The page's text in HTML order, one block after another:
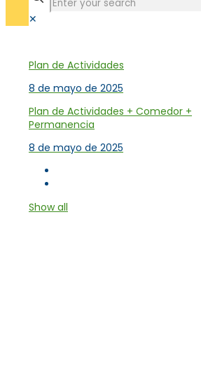
✕
Plan de Actividades
8 de mayo de 2025
Plan de Actividades + Comedor +
Permanencia
8 de mayo de 2025
Show all